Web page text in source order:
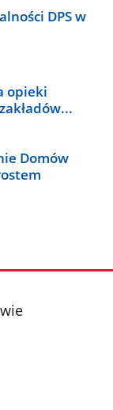
DPS w
opieki
Domów